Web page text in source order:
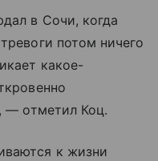
в Сочи, когда
потом ничего
какое-
— отметил Коц.
к жизни